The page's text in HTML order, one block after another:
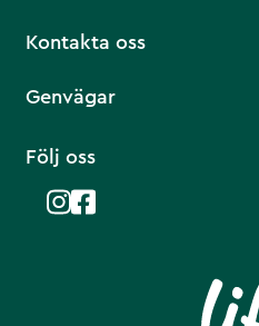
Kontakta oss
Genvägar
Följ oss